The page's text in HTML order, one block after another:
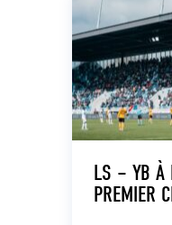
LS – YB À
PREMIER